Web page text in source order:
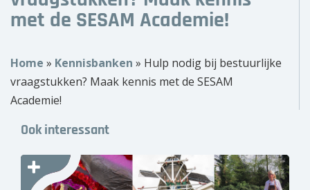
Over ons
Onze partners
Zoek
naar:
met de SESAM Academie!
Home » Kennisbanken » Hulp nodig bij bestuurlijke
vraagstukken? Maak kennis met de SESAM
Academie!
Ook interessant